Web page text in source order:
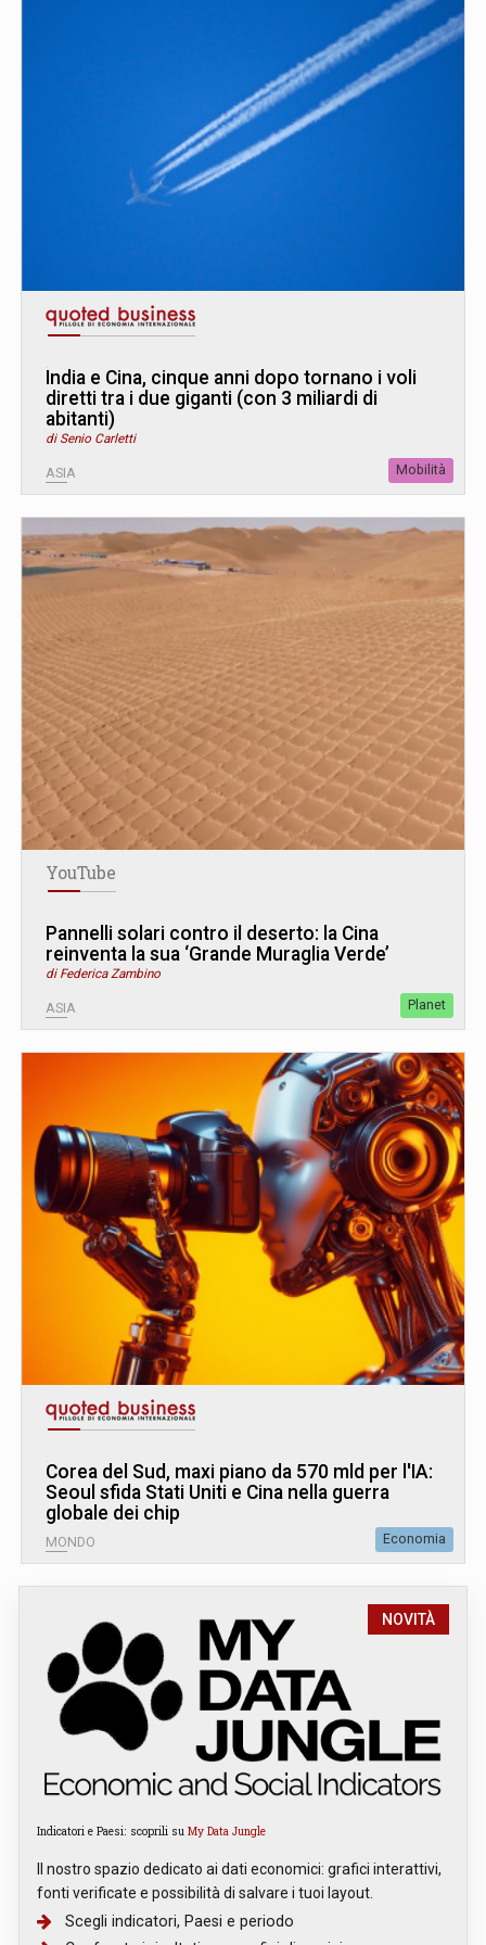
India e Cina, cinque anni dopo tornano i voli
diretti tra i due giganti (con 3 miliardi di
abitanti)
di Senio Carletti
ASIA Mobilità
YouTube
Pannelli solari contro il deserto: la Cina
reinventa la sua ‘Grande Muraglia Verde’
di Federica Zambino
ASIA Planet
Corea del Sud, maxi piano da 570 mld per l'IA:
Seoul sfida Stati Uniti e Cina nella guerra
globale dei chip
MONDO Economia
NOVITÀ
Indicatori e Paesi: scoprili su My Data Jungle
Il nostro spazio dedicato ai dati economici: grafici interattivi,
fonti verificate e possibilità di salvare i tuoi layout.
Scegli indicatori, Paesi e periodo